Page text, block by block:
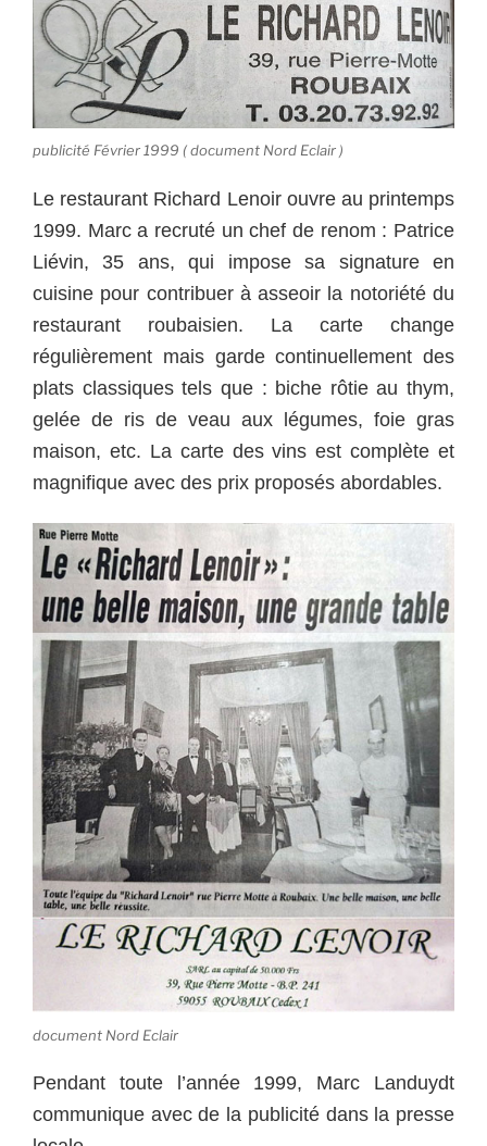
publicité Février 1999 ( document Nord Eclair )
Le restaurant Richard Lenoir ouvre au printemps
1999. Marc a recruté un chef de renom : Patrice
Liévin, 35 ans, qui impose sa signature en
cuisine pour contribuer à asseoir la notoriété du
restaurant roubaisien. La carte change
régulièrement mais garde continuellement des
plats classiques tels que : biche rôtie au thym,
gelée de ris de veau aux légumes, foie gras
maison, etc. La carte des vins est complète et
magnifique avec des prix proposés abordables.
document Nord Eclair
Pendant toute l’année 1999, Marc Landuydt
communique avec de la publicité dans la presse